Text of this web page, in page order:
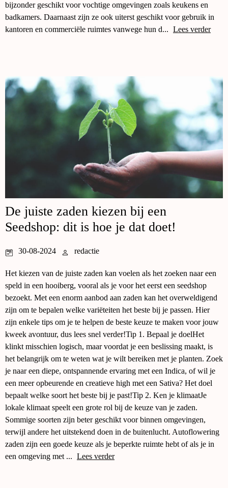
bijzonder geschikt voor vochtige omgevingen zoals keukens en
badkamers. Daarnaast zijn ze ook uiterst geschikt voor gebruik in
kantoren en commerciële ruimtes vanwege hun d... Lees verder
De juiste zaden kiezen bij een
Seedshop: dit is hoe je dat doet!
30-08-2024 redactie
Het kiezen van de juiste zaden kan voelen als het zoeken naar een
speld in een hooiberg, vooral als je voor het eerst een seedshop
bezoekt. Met een enorm aanbod aan zaden kan het overweldigend
zijn om te bepalen welke variëteiten het beste bij je passen. Hier
zijn enkele tips om je te helpen de beste keuze te maken voor jouw
kweek avontuur, dus lees snel verder!Tip 1. Bepaal je doelHet
klinkt misschien logisch, maar voordat je een beslissing maakt, is
het belangrijk om te weten wat je wilt bereiken met je planten. Zoek
je naar een diepe, ontspannende ervaring met een Indica, of wil je
een meer opbeurende en creatieve high met een Sativa? Het doel
bepaalt welke soort het beste bij je past!Tip 2. Ken je klimaatJe
lokale klimaat speelt een grote rol bij de keuze van je zaden.
Sommige soorten zijn beter geschikt voor binnen omgevingen,
terwijl andere het uitstekend doen in de buitenlucht. Autoflowering
zaden zijn een goede keuze als je beperkte ruimte hebt of als je in
een omgeving met ... Lees verder